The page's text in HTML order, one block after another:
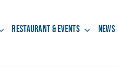
Restaurant & Events News